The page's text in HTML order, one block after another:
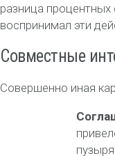
разница
воспринимал эти
Совместные
Совершенно иная